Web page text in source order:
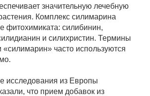
значительную лечебную
Комплекс силимарина
фитохимиката: силибинин,
и силихристин. Термины
часто используются
исследования из Европы
что прием добавок из